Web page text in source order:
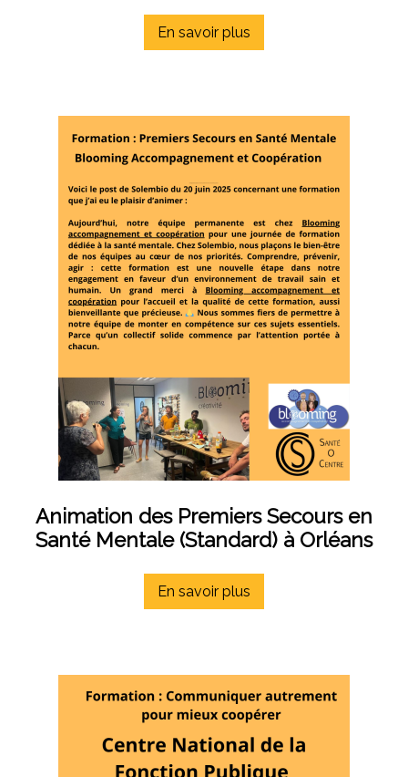
En savoir plus
Animation des Premiers Secours en
Santé Mentale (Standard) à Orléans
En savoir plus